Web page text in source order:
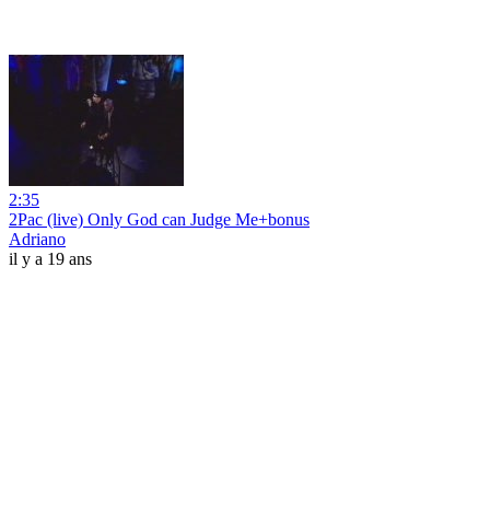
2:35
2Pac (live) Only God can Judge Me+bonus
Adriano
il y a 19 ans